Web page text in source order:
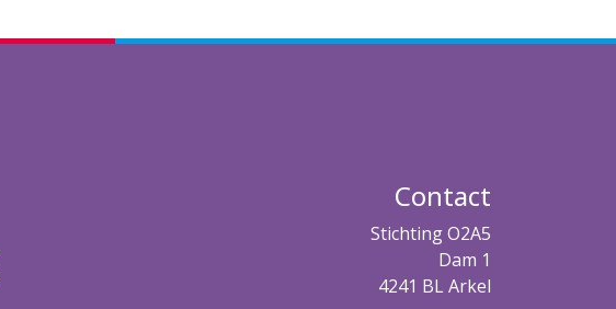
Contact
Stichting O2A5
Dam 1
4241 BL Arkel